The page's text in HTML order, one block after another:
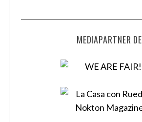
MEDIAPARTNER DE